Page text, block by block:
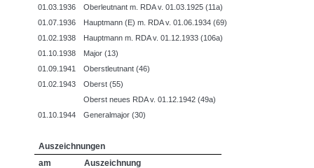
01.03.1936
Oberleutnant m. RDA v. 01.03.1925 (11a)
01.07.1936
Hauptmann (E) m. RDA v. 01.06.1934 (69)
01.02.1938
Hauptmann m. RDA v. 01.12.1933 (106a)
01.10.1938
Major (13)
01.09.1941
Oberstleutnant (46)
01.02.1943
Oberst (55)
Oberst neues RDA v. 01.12.1942 (49a)
01.10.1944
Generalmajor (30)
Auszeichnungen
am
Auszeichnung